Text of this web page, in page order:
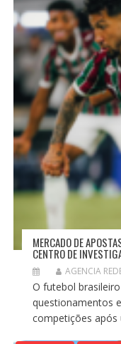
P
O
S
T
MERCADO DE
CENTRO DE
AGENCIA
O futebol
questionamentos
competições após